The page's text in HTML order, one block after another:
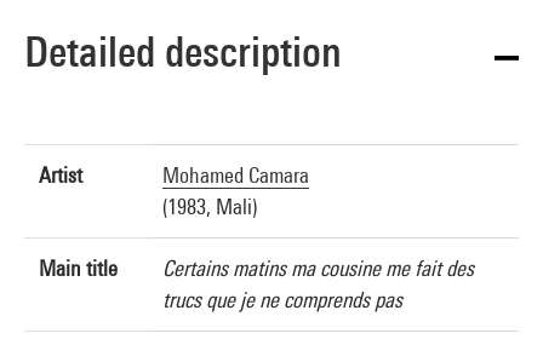
Detailed description
Artist
Mohamed Camara
(1983, Mali)
Main title
Certains matins ma cousine me fait des
trucs que je ne comprends pas